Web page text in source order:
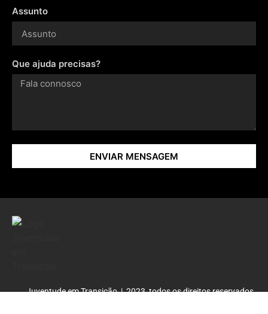
Assunto
Que ajuda precisas?
ENVIAR MENSAGEM
Juventude em Transição | 2023, todos os direitos reservados.